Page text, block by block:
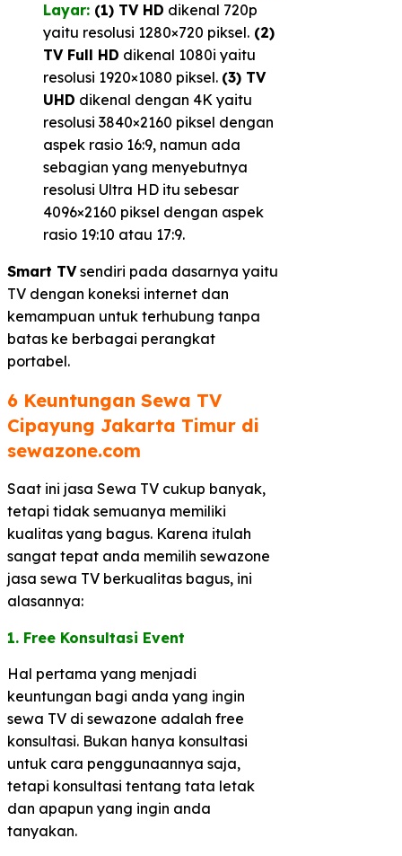
Layar: (1) TV HD dikenal 720p
yaitu resolusi 1280×720 piksel. (2)
TV Full HD dikenal 1080i yaitu
resolusi 1920×1080 piksel. (3) TV
UHD dikenal dengan 4K yaitu
resolusi 3840×2160 piksel dengan
aspek rasio 16:9, namun ada
sebagian yang menyebutnya
resolusi Ultra HD itu sebesar
4096×2160 piksel dengan aspek
rasio 19:10 atau 17:9.
Smart TVsendiri pada dasarnya yaitu
TV dengan koneksi internet dan
kemampuan untuk terhubung tanpa
batas ke berbagai perangkat
portabel.
6 Keuntungan Sewa TV
Cipayung Jakarta Timur di
sewazone.com​
Saat ini jasa Sewa TV cukup banyak,
tetapi tidak semuanya memiliki
kualitas yang bagus. Karena itulah
sangat tepat anda memilih sewazone
jasa sewa TV berkualitas bagus, ini
alasannya:
1. Free Konsultasi Event
Hal pertama yang menjadi
keuntungan bagi anda yang ingin
sewa TV di sewazone adalah free
konsultasi. Bukan hanya konsultasi
untuk cara penggunaannya saja,
tetapi konsultasi tentang tata letak
dan apapun yang ingin anda
tanyakan.